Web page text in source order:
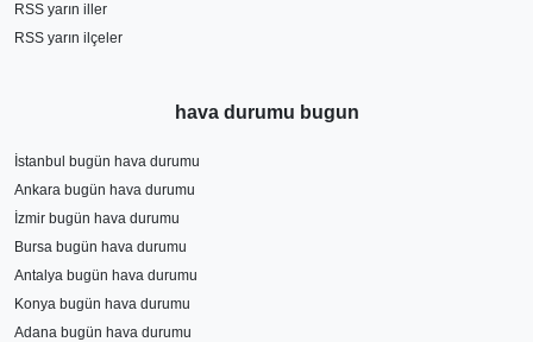
RSS yarın iller
RSS yarın ilçeler
hava durumu bugun
İstanbul bugün hava durumu
Ankara bugün hava durumu
İzmir bugün hava durumu
Bursa bugün hava durumu
Antalya bugün hava durumu
Konya bugün hava durumu
Adana bugün hava durumu